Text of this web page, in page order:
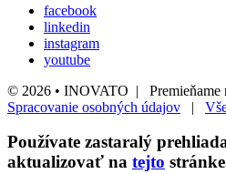
facebook
linkedin
instagram
youtube
© 2026 • INOVATO | Premieňame
Spracovanie osobných údajov |
Používate zastaralý
aktualizovať na tejto